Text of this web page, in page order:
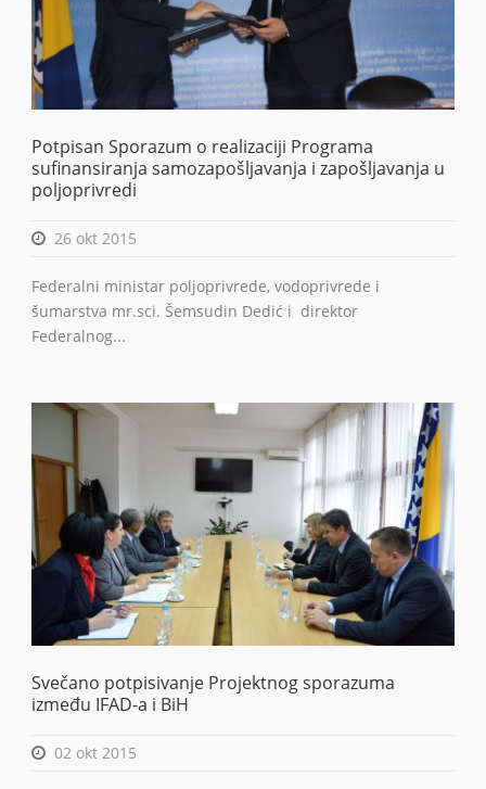
Potpisan Sporazum o realizaciji Programa
sufinansiranja samozapošljavanja i zapošljavanja u
poljoprivredi
26 okt 2015
Federalni ministar poljoprivrede, vodoprivrede i
šumarstva mr.sci. Šemsudin Dedić i direktor
Federalnog...
Svečano potpisivanje Projektnog sporazuma
između IFAD-a i BiH
02 okt 2015